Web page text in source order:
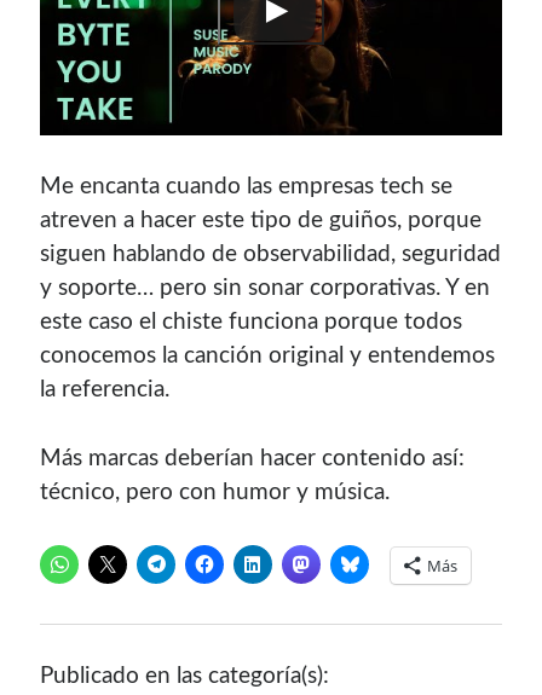
Donate
If you like this website or any of my work, consider to
give a small donation. It will help me to invest time on
creating content for this site.
Si te gusta este sitio web o mi trabajo, puedes hacer una
pequeña donación. Me ayudará a invertir tiempo en crear
contenido para este sitio.
Me encanta cuando las empresas tech se
atreven a hacer este tipo de guiños, porque
siguen hablando de observabilidad, seguridad
y soporte… pero sin sonar corporativas. Y en
este caso el chiste funciona porque todos
conocemos la canción original y entendemos
la referencia.
Más marcas deberían hacer contenido así:
técnico, pero con humor y música.
Más
Publicado en las categoría(s):